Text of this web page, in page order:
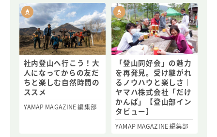
社内登山へ行こう！大
人になってからの友だ
ちと楽しむ自然時間の
ススメ
YAMAP MAGAZINE 編集部
「登山同好会」の魅力
を再発見。受け継がれ
るノウハウと楽しさ｜
ヤマハ株式会社「だけ
かんば」【登山部イン
タビュー】
YAMAP MAGAZINE 編集部